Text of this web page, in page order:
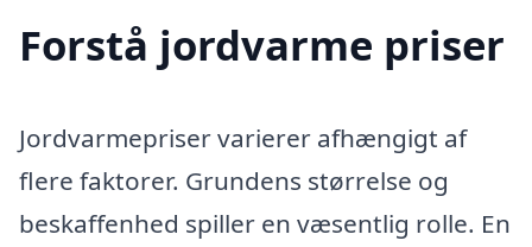
Forstå jordvarme priser
Jordvarmepriser varierer afhængigt af
flere faktorer. Grundens størrelse og
beskaffenhed spiller en væsentlig rolle. En